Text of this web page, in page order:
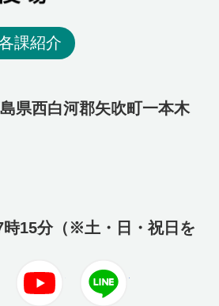
課紹介
県西白河郡矢吹町一本木
時15分（※土・日・祝日を
Facebook Youtube